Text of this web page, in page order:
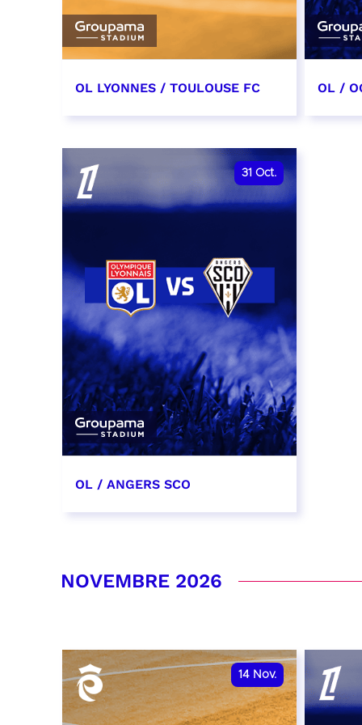
OL LYONNES / TOULOUSE FC
date et heure à confirmer
RÉSERVER
OL /
31 Oct.
OL / ANGERS SCO
RÉSERVER
NOVEMBRE 2026
14 Nov.